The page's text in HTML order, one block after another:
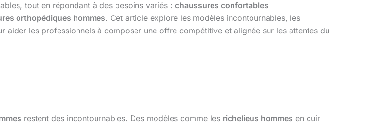
tout en répondant à des besoins variés : chaussures confortables
orthopédiques hommes. Cet article explore les modèles incontournables, les
aider les professionnels à composer une offre compétitive et alignée sur les attentes du
restent des incontournables. Des modèles comme les richelieus hommes en cuir